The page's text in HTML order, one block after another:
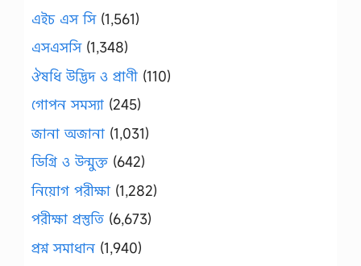
এইচ এস সি(1,561)
এসএসসি(1,348)
ঔষধি উদ্ভিদ ও প্রাণী (110)
গোপন সমস্যা (245)
জানা অজানা (1,031)
ডিগ্রি ও উন্মুক্ত (642)
নিয়োগ পরীক্ষা (1,282)
পরীক্ষা প্রস্তুতি (6,673)
প্রশ্ন সমাধান (1,940)